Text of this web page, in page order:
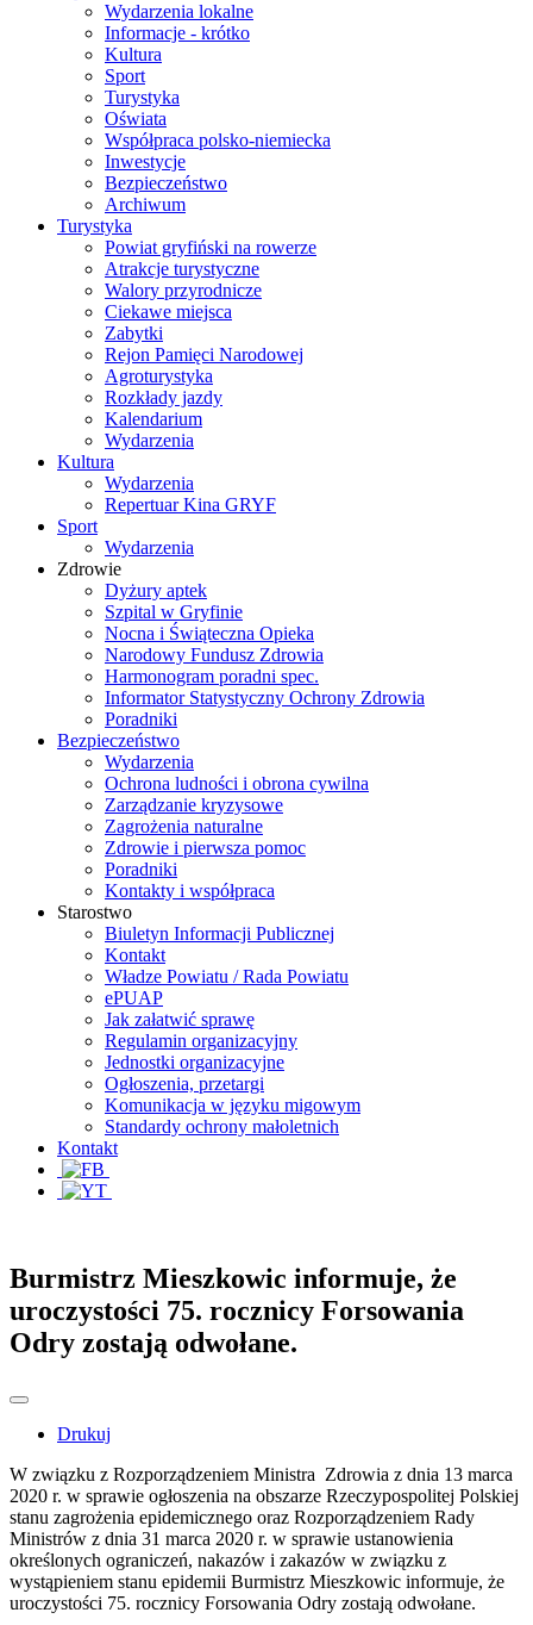
Wydarzenia lokalne
Informacje - krótko
Kultura
Sport
Turystyka
Oświata
Współpraca polsko-niemiecka
Inwestycje
Bezpieczeństwo
Archiwum
Turystyka
Powiat gryfiński na rowerze
Atrakcje turystyczne
Walory przyrodnicze
Ciekawe miejsca
Zabytki
Rejon Pamięci Narodowej
Agroturystyka
Rozkłady jazdy
Kalendarium
Wydarzenia
Kultura
Wydarzenia
Repertuar Kina GRYF
Sport
Wydarzenia
Zdrowie
Dyżury aptek
Szpital w Gryfinie
Nocna i Świąteczna Opieka
Narodowy Fundusz Zdrowia
Harmonogram poradni spec.
Informator Statystyczny Ochrony Zdrowia
Poradniki
Bezpieczeństwo
Wydarzenia
Ochrona ludności i obrona cywilna
Zarządzanie kryzysowe
Zagrożenia naturalne
Zdrowie i pierwsza pomoc
Poradniki
Kontakty i współpraca
Starostwo
Biuletyn Informacji Publicznej
Kontakt
Władze Powiatu / Rada Powiatu
ePUAP
Jak załatwić sprawę
Regulamin organizacyjny
Jednostki organizacyjne
Ogłoszenia, przetargi
Komunikacja w języku migowym
Standardy ochrony małoletnich
Kontakt
Burmistrz Mieszkowic informuje, że
uroczystości 75. rocznicy Forsowania
Odry zostają odwołane.
Drukuj
W związku z Rozporządzeniem Ministra Zdrowia z dnia 13 marca
2020 r. w sprawie ogłoszenia na obszarze Rzeczypospolitej Polskiej
stanu zagrożenia epidemicznego oraz Rozporządzeniem Rady
Ministrów z dnia 31 marca 2020 r. w sprawie ustanowienia
określonych ograniczeń, nakazów i zakazów w związku z
wystąpieniem stanu epidemii Burmistrz Mieszkowic informuje, że
uroczystości 75. rocznicy Forsowania Odry zostają odwołane.